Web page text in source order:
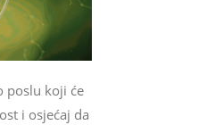
poslu koji će
i osjećaj da